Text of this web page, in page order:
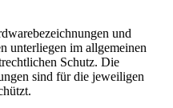
und
unterliegen im allgemeinen
Schutz. Die
sind für die jeweiligen